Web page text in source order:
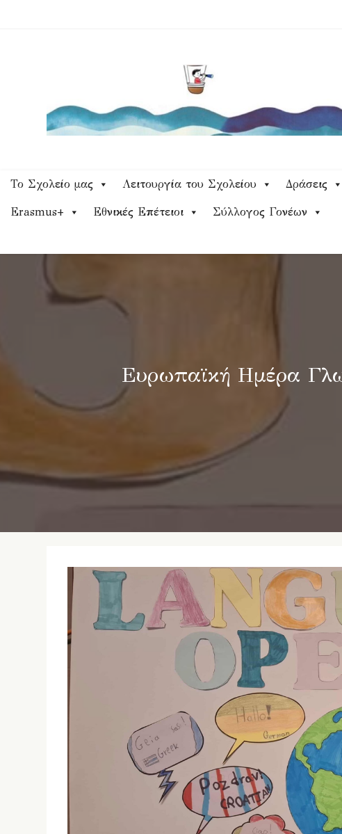
Το Σχολείο μας Λειτουργία του Σχολείου Δράσεις
Erasmus+ Εθνικές Επέτειοι Σύλλογος Γονέων
Ευρωπαϊκή Ημέρα